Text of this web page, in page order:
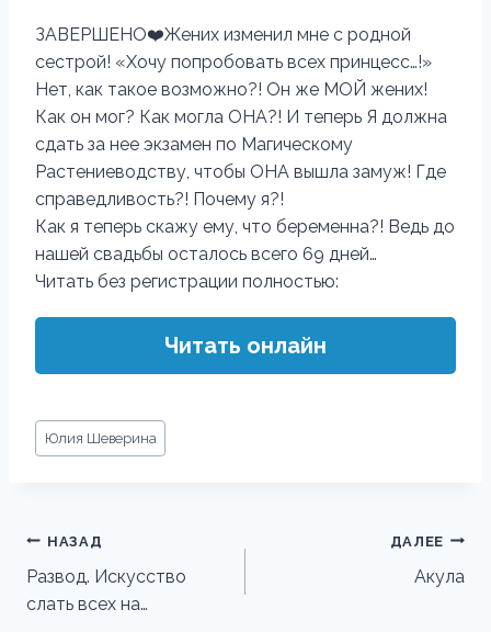
ЗАВЕРШЕНО❤️Жених изменил мне с родной
сестрой! «Хочу попробовать всех принцесс…!»
Нет, как такое возможно?! Он же МОЙ жених!
Как он мог? Как могла ОНА?! И теперь Я должна
сдать за нее экзамен по Магическому
Растениеводству, чтобы ОНА вышла замуж! Где
справедливость?! Почему я?!
Как я теперь скажу ему, что беременна?! Ведь до
нашей свадьбы осталось всего 69 дней…
Читать без регистрации полностью:
Читать онлайн
Метки
записи:
Юлия Шеверина
Навигация
по
записям
НАЗАД
Развод. Искусство
слать всех на…
ДАЛЕЕ
Акула